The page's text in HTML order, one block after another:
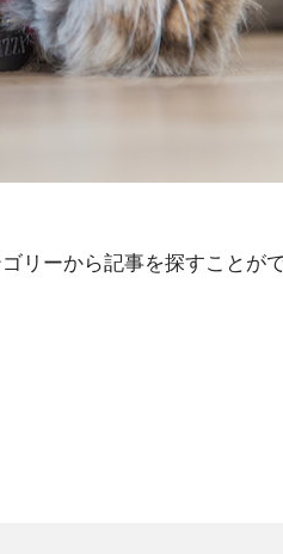
リーから記事を探すことが